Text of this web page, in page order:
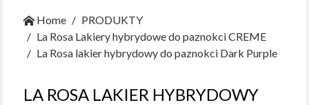
Home
PRODUKTY
La Rosa Lakiery hybrydowe do paznokci CREME
La Rosa lakier hybrydowy do paznokci Dark Purple
LA ROSA LAKIER HYBRYDOWY